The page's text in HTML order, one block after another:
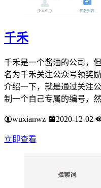
千禾
千禾是一个酱油的公司，
名为千禾关注公众号领奖
介绍一下，就是通过关注
制一个自己专属的编号，
wuxianwz 2020-12-02
立即查看